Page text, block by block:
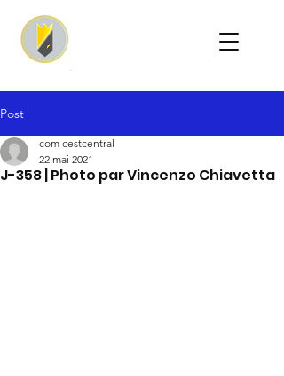
Post
J-358 | Photo par Vincenzo Chiavetta
com cestcentral
22 mai 2021